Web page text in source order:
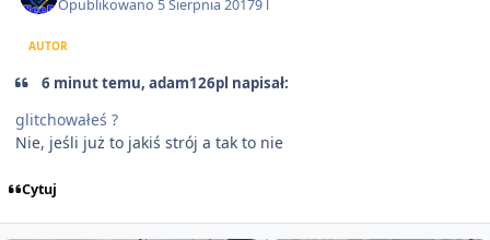
Opublikowano 5 Sierpnia 20179 l
AUTOR
6 minut temu, adam126pl napisał:
glitchowałeś ?
Nie, jeśli już to jakiś strój a tak to nie
Cytuj